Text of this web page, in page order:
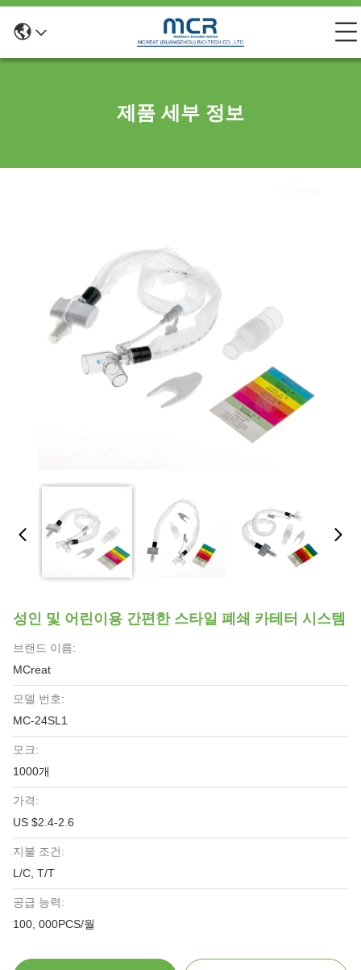
제품 세부 정보
성인 및 어린이용 간편한 스타일 폐쇄 카테터 시스템
브랜드 이름:
MCreat
모델 번호:
MC-24SL1
모크:
1000개
가격:
US $2.4-2.6
지불 조건:
L/C, T/T
공급 능력:
100, 000PCS/월